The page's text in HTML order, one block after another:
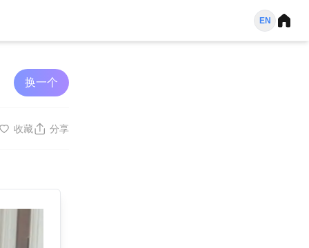
EN
换一个
收藏 分享